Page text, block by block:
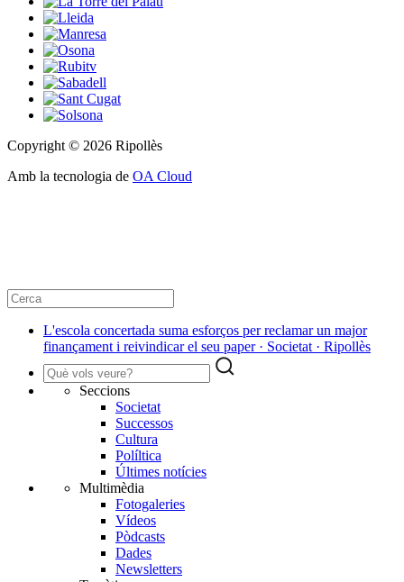
Copyright © 2026 Ripollès
Amb la tecnologia de OA Cloud
L'escola concertada suma esforços per reclamar un major
finançament i reivindicar el seu paper · Societat · Ripollès
Seccions
Societat
Successos
Cultura
Políltica
Últimes notícies
Multimèdia
Fotogaleries
Vídeos
Pòdcasts
Dades
Newsletters